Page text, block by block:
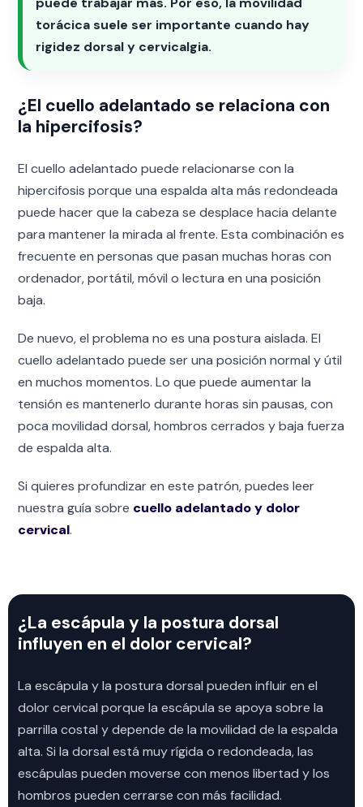
torácica suele ser importante cuando hay
rigidez dorsal y cervicalgia.
¿El cuello adelantado se relaciona con
la hipercifosis?
El cuello adelantado puede relacionarse con la
hipercifosis porque una espalda alta más redondeada
puede hacer que la cabeza se desplace hacia delante
para mantener la mirada al frente. Esta combinación es
frecuente en personas que pasan muchas horas con
ordenador, portátil, móvil o lectura en una posición
baja.
De nuevo, el problema no es una postura aislada. El
cuello adelantado puede ser una posición normal y útil
en muchos momentos. Lo que puede aumentar la
tensión es mantenerlo durante horas sin pausas, con
poca movilidad dorsal, hombros cerrados y baja fuerza
de espalda alta.
Si quieres profundizar en este patrón, puedes leer
nuestra guía sobre cuello adelantado y dolor
cervical.
¿La escápula y la postura dorsal
influyen en el dolor cervical?
La escápula y la postura dorsal pueden influir en el
dolor cervical porque la escápula se apoya sobre la
parrilla costal y depende de la movilidad de la espalda
alta. Si la dorsal está muy rígida o redondeada, las
escápulas pueden moverse con menos libertad y los
hombros pueden cerrarse con más facilidad.